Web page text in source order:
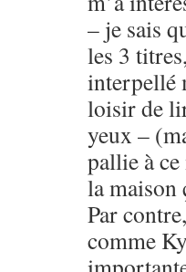
– je sais
les 3
interpellé
loisir de
yeux –
pallie à
la maison
Par
comme